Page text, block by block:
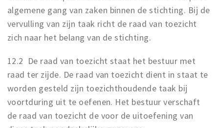
algemene gang van zaken binnen de stichting. Bij de
vervulling van zijn taak richt de raad van toezicht
zich naar het belang van de stichting.
12.2 De raad van toezicht staat het bestuur met
raad ter zijde. De raad van toezicht dient in staat te
worden gesteld zijn toezichthoudende taak bij
voortduring uit te oefenen. Het bestuur verschaft
de raad van toezicht de voor de uitoefening van